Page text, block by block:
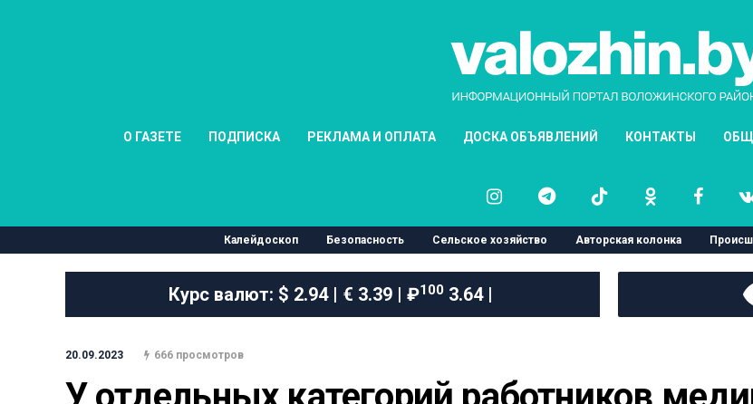
О ГАЗЕТЕ ПОДПИСКА РЕКЛАМА И ОПЛАТА ДОСКА ОБЪЯВЛЕНИЙ КОНТАКТЫ
Калейдоскоп Безопасность Сельское хозяйство Авторская колонка
Курс валют: $ 2.94 | € 3.39 | ₽1003.64 |
20.09.2023 666 просмотров